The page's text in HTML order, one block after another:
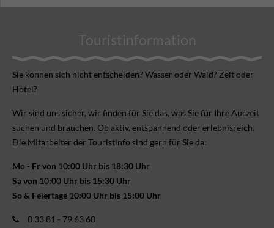
Touristinformation
Sie können sich nicht ent­scheiden? Wasser oder Wald? Zelt oder
Hotel?
Wir sind uns sicher, wir finden für Sie das, was Sie für Ihre Aus­zeit
suchen und brauchen. Ob aktiv, ent­spannend oder erlebnis­reich.
Die Mitarbeiter der Touristinfo sind gern für Sie da:
Mo - Fr von 10:00 Uhr bis 18:30 Uhr
Sa von 10:00 Uhr bis 15:30 Uhr
So & Feiertage 10:00 Uhr bis 15:00 Uhr
0 33 81 - 79 63 60